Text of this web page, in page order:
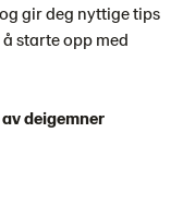
gir deg nyttige tips
starte opp med
deigemner